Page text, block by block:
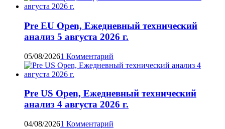
Pre EU Open, Ежедневный технический
анализ 5 августа 2026 г.
05/08/20261 Комментарий
Pre US Open, Ежедневный технический
анализ 4 августа 2026 г.
04/08/20261 Комментарий